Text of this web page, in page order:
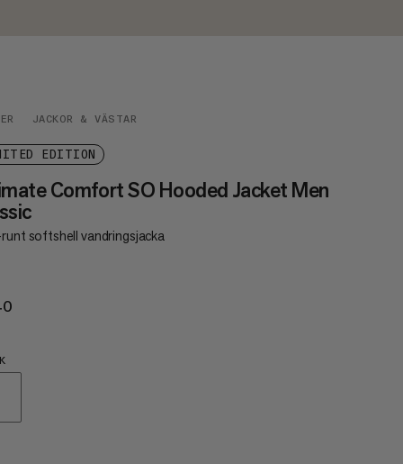
JACKOR & VÄSTAR
EDITION
Comfort SO Hooded Jacket Men
softshell vandringsjacka